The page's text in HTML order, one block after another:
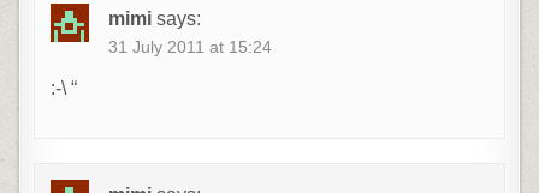
mimi says:
31 July 2011 at 15:24
:-\ “